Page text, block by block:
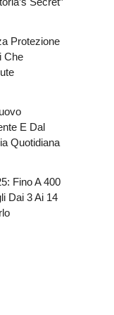
Protezione
Che
E Dal
Quotidiana
Fino A 400
Dai 3 Ai 14